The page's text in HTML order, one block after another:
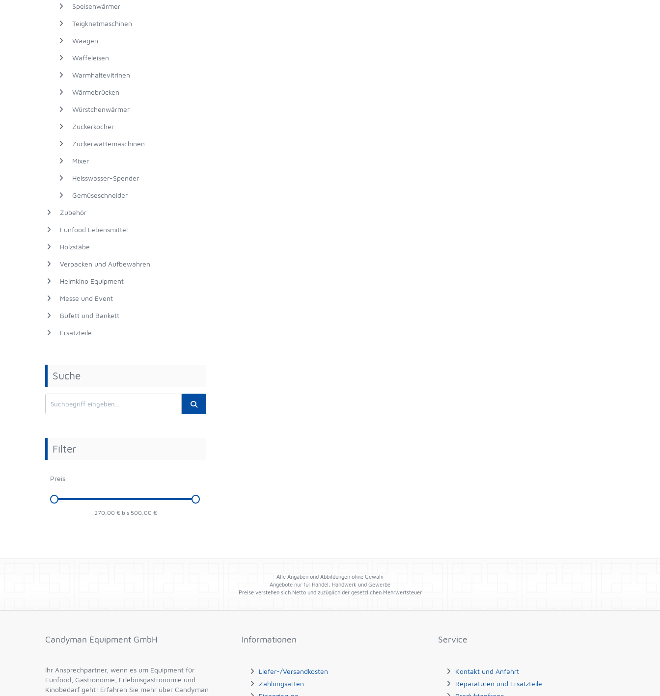
Speisenwärmer
Teigknetmaschinen
Waagen
Waffeleisen
Warmhaltevitrinen
Wärmebrücken
Würstchenwärmer
Zuckerkocher
Zuckerwattemaschinen
Mixer
Heisswasser-Spender
Gemüseschneider
Zubehör
Funfood Lebensmittel
Holzstäbe
Verpacken und Aufbewahren
Heimkino Equipment
Messe und Event
Büfett und Bankett
Ersatzteile
Suche
Filter
Preis
270,00 € bis 500,00 €
Alle Angaben und Abbildungen ohne Gewähr
Angebote nur für Handel, Handwerk und Gewerbe
Preise verstehen sich Netto und zuzüglich der gesetzlichen Mehrwertsteuer
Candyman Equipment GmbH
Ihr Ansprechpartner, wenn es um Equipment für
Funfood, Gastronomie, Erlebnisgastronomie und
Kinobedarf geht! Erfahren Sie mehr über Candyman
Informationen
Liefer-/Versandkosten
Zahlungsarten
Service
Kontakt und Anfahrt
Reparaturen und Ersatzteile